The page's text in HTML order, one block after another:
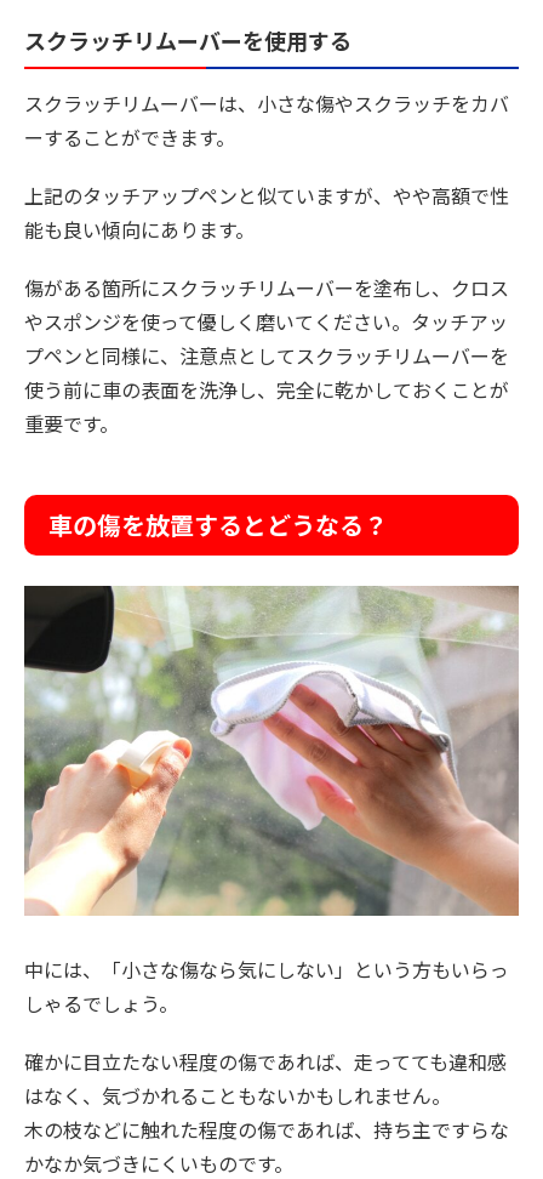
スクラッチリムーバーを使用する
スクラッチリムーバーは、小さな傷やスクラッチをカバ
ーすることができます。
上記のタッチアップペンと似ていますが、やや高額で性
能も良い傾向にあります。
傷がある箇所にスクラッチリムーバーを塗布し、クロス
やスポンジを使って優しく磨いてください。タッチアッ
プペンと同様に、注意点としてスクラッチリムーバーを
使う前に車の表面を洗浄し、完全に乾かしておくことが
重要です。
車の傷を放置するとどうなる？
中には、「小さな傷なら気にしない」という方もいらっ
しゃるでしょう。
確かに目立たない程度の傷であれば、走ってても違和感
はなく、気づかれることもないかもしれません。
木の枝などに触れた程度の傷であれば、持ち主ですらな
かなか気づきにくいものです。